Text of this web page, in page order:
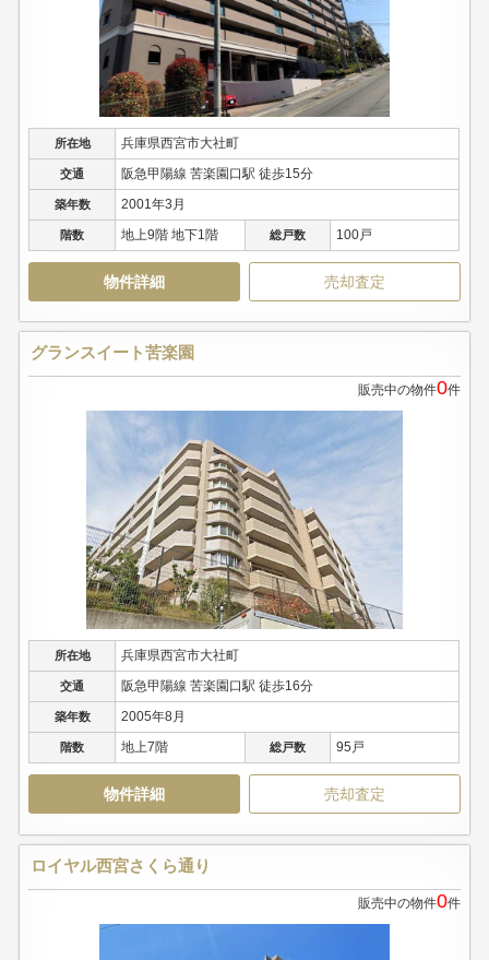
所在地 兵庫県西宮市大社町
交通 阪急甲陽線 苦楽園口駅 徒歩15分
築年数 2001年3月
階数 地上9階 地下1階 総戸数 100戸
物件詳細 売却査定
グランスイート苦楽園
販売中の物件0件
所在地 兵庫県西宮市大社町
交通 阪急甲陽線 苦楽園口駅 徒歩16分
築年数 2005年8月
階数 地上7階 総戸数 95戸
物件詳細 売却査定
ロイヤル西宮さくら通り
販売中の物件0件